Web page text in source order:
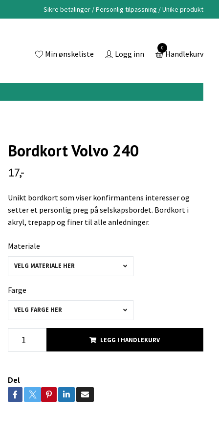
Sikre betalinger / Personlig tilpassning / Unike produkt
Min ønskeliste Logg inn
0
Handlekurv
Bordkort Volvo 240
17,-
Unikt bordkort som viser konfirmantens interesser og
setter et personlig preg på selskapsbordet. Bordkort i
akryl, trepapp og finer til alle anledninger.
Materiale
VELG MATERIALE HER
Farge
VELG FARGE HER
LEGG I HANDLEKURV
Del